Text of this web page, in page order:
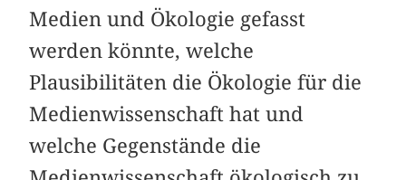
Medien und Ökologie gefasst
werden könnte, welche
Plausibilitäten die Ökologie für die
Medienwissenschaft hat und
welche Gegenstände die